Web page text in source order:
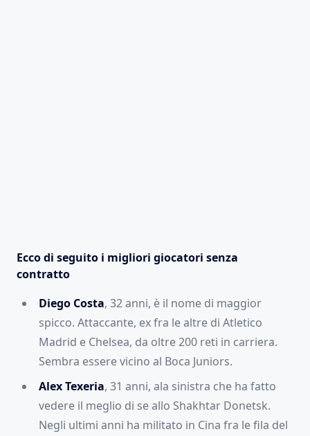
Ecco di seguito i migliori giocatori senza
contratto
Diego Costa, 32 anni, è il nome di maggior
spicco. Attaccante, ex fra le altre di Atletico
Madrid e Chelsea, da oltre 200 reti in carriera.
Sembra essere vicino al Boca Juniors.
Alex Texeria, 31 anni, ala sinistra che ha fatto
vedere il meglio di se allo Shakhtar Donetsk.
Negli ultimi anni ha militato in Cina fra le fila del